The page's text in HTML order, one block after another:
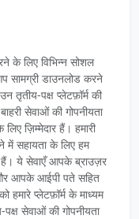
के लिए विभिन्न सोशल
सामग्री डाउनलोड करने
तृतीय-पक्ष प्लेटफ़ॉर्म की
सेवाओं की गोपनीयता
ज़िम्मेदार हैं। हमारी
में सहायता के लिए हम
ये सेवाएँ आपके ब्राउज़र
आपके आईपी पते सहित
प्लेटफ़ॉर्म के माध्यम
सेवाओं की गोपनीयता